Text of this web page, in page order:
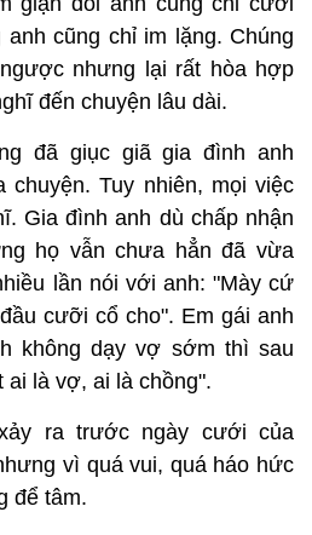
anh cũng chỉ im lặng. Chúng
nhưng lại rất hòa hợp
đến chuyện lâu dài.
đã giục giã gia đình anh
chuyện. Tuy nhiên, mọi việc
Gia đình anh dù chấp nhận
họ vẫn chưa hẳn đã vừa
lần nói với anh: "Mày cứ
cưỡi cổ cho". Em gái anh
không dạy vợ sớm thì sau
ai là vợ, ai là chồng".
ra trước ngày cưới của
vì quá vui, quá háo hức
để tâm.